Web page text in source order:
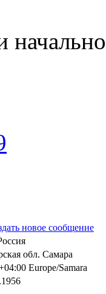
обл. Самара
Europe/Samara